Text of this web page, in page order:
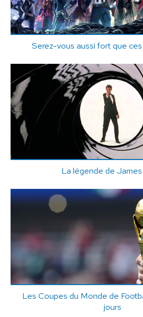
Serez-vous aussi fort que
La légende de
Les Coupes du Monde de
jours